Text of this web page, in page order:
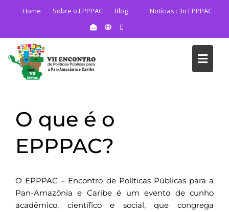
Home Sobre o EPPPAC Blog Notícias : 3o EPPPAC
O que é o
EPPPAC?
O EPPPAC – Encontro de Políticas Públicas para a
Pan-Amazônia e Caribe é um evento de cunho
acadêmico, científico e social, que congrega